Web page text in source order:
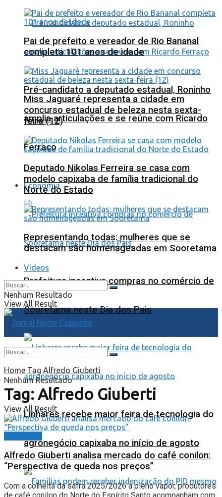
Pré-candidato a deputado estadual, Roninho
amplia articulações e se reúne com Ricardo
Ferraço
Economia
Prefeitura incentiva compras no comércio de
Sooretama neste Dia dos Pais
Linhares recebe maior feira de tecnologia do
agronegócio capixaba no início de agosto
Pai de prefeito e vereador de Rio Bananal
completa 101 anos de idade
Miss Jaguaré representa a cidade em
concurso estadual de beleza nesta sexta-
feira (12)
Deputado Nikolas Ferreira se casa com
modelo capixaba de família tradicional do
Norte do Estado
Representando todas: mulheres que se
destacam são homenageadas em Sooretama
Videos
Nenhum Resultado
View All Result
Nenhum Resultado
View All Result
Home Tag Alfredo Giuberti
Tag:Alfredo Giuberti
Alfredo Giuberti analisa mercado do café conilon:
“Perspectiva de queda nos preços”
Com a colheita da safra 2025/2026 a pleno vapor, produtores